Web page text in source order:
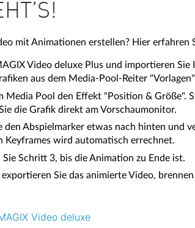
mit Animationen erstellen? Hier erfahren
Video deluxe Plus und importieren
aus dem Media-Pool-Reiter
Media Pool den Effekt "Position & Größe".
die Grafik direkt am Vorschaumonitor.
den Abspielmarker etwas nach hinten und
Keyframes wird automatisch errechnet.
Schritt 3, bis die Animation zu Ende ist.
Sie das animierte Video,